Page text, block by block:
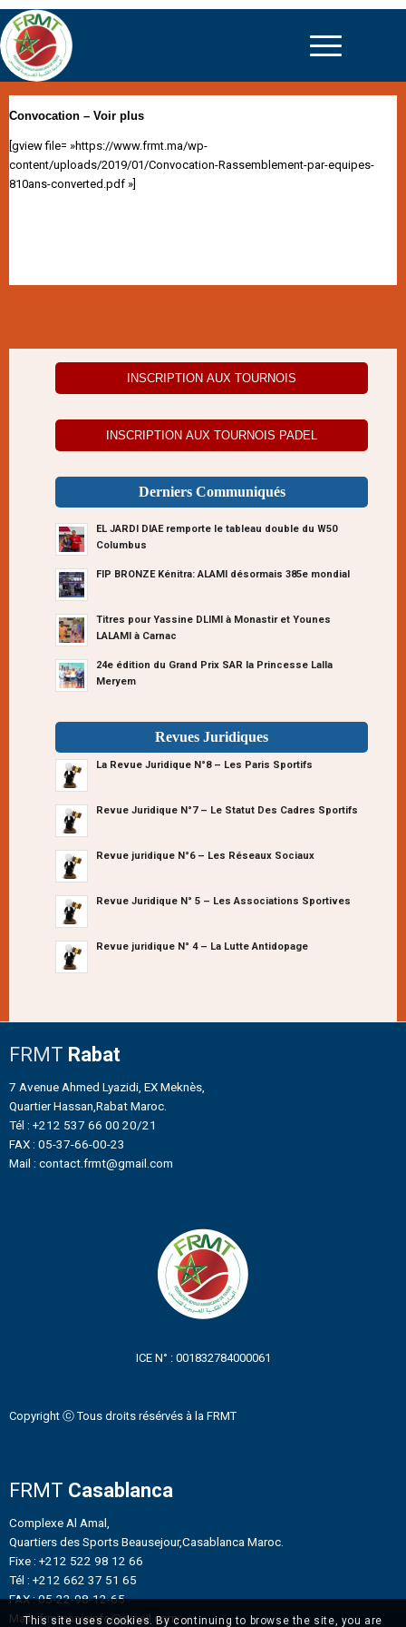
Convocation – Voir plus
[gview file= »https://www.frmt.ma/wp-
content/uploads/2019/01/Convocation-Rassemblement-par-equipes-
810ans-converted.pdf »]
INSCRIPTION AUX TOURNOIS
INSCRIPTION AUX TOURNOIS PADEL
Derniers Communiqués
EL JARDI DIAE remporte le tableau double du W50
Columbus
FIP BRONZE Kénitra: ALAMI désormais 385e mondial
Titres pour Yassine DLIMI à Monastir et Younes
LALAMI à Carnac
24e édition du Grand Prix SAR la Princesse Lalla
Meryem
Revues Juridiques
La Revue Juridique N°8 – Les Paris Sportifs
Revue Juridique N°7 – Le Statut Des Cadres Sportifs
Revue juridique N°6 – Les Réseaux Sociaux
Revue Juridique N° 5 – Les Associations Sportives
Revue juridique N° 4 – La Lutte Antidopage
FRMT Rabat
7 Avenue Ahmed Lyazidi, EX Meknès,
Quartier Hassan,Rabat Maroc.
Tél : +212 537 66 00 20/21
FAX : 05-37-66-00-23
Mail : contact.frmt@gmail.com
ICE N° : 001832784000061
Copyright ⓒ Tous droits résérvés à la FRMT
FRMT Casablanca
Complexe Al Amal,
Quartiers des Sports Beausejour,Casablanca Maroc.
Fixe : +212 522 98 12 66
Tél : +212 662 37 51 65
FAX : 05-22-98-12-65
Mail : frmtennisinfo@gmail.com
This site uses cookies. By continuing to browse the site, you are